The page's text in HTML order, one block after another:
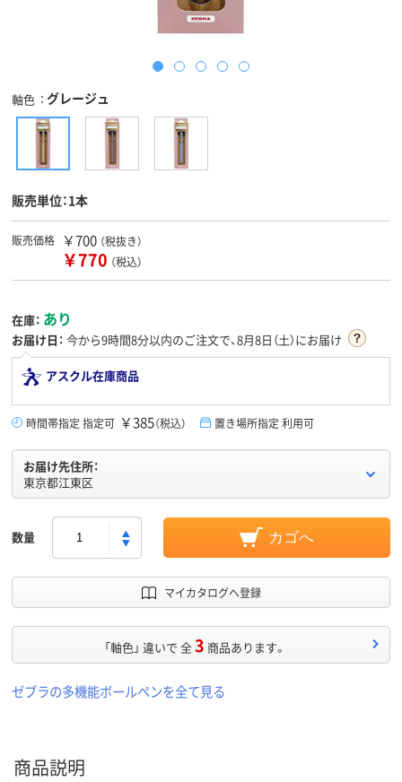
軸色 グレージュ
販売単位：1本
販売価格 ￥700 （税抜き）
￥770 （税込）
在庫： あり
お届け日： 今から9時間8分以内のご注文で、8月8日（土）にお届け
アスクル在庫商品
時間帯指定 指定可 ￥385（税込） 置き場所指定 利用可
お届け先住所：
東京都江東区
数量 カゴへ
マイカタログへ登録
「軸色」 違いで 全3 商品あります。
ゼブラの多機能ボールペンを全て見る
商品説明